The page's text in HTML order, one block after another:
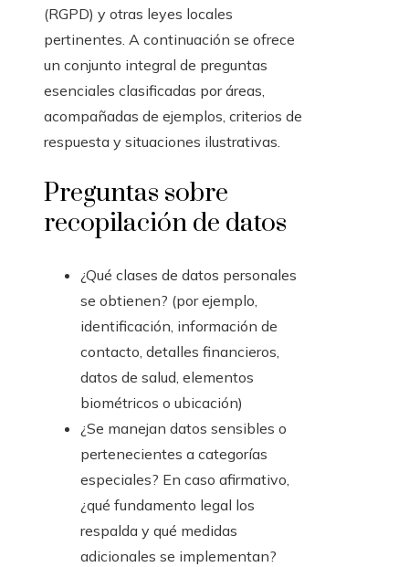
(RGPD) y otras leyes locales
pertinentes. A continuación se ofrece
un conjunto integral de preguntas
esenciales clasificadas por áreas,
acompañadas de ejemplos, criterios de
respuesta y situaciones ilustrativas.
Preguntas sobre
recopilación de datos
¿Qué clases de datos personales
se obtienen? (por ejemplo,
identificación, información de
contacto, detalles financieros,
datos de salud, elementos
biométricos o ubicación)
¿Se manejan datos sensibles o
pertenecientes a categorías
especiales? En caso afirmativo,
¿qué fundamento legal los
respalda y qué medidas
adicionales se implementan?